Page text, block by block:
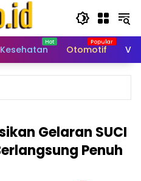
Kesehatan Otomotif
Gelaran SUCI
Penuh